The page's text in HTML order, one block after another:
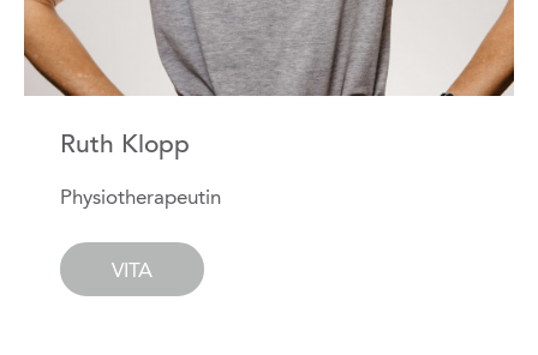
Ruth Klopp
Physiotherapeutin
VITA